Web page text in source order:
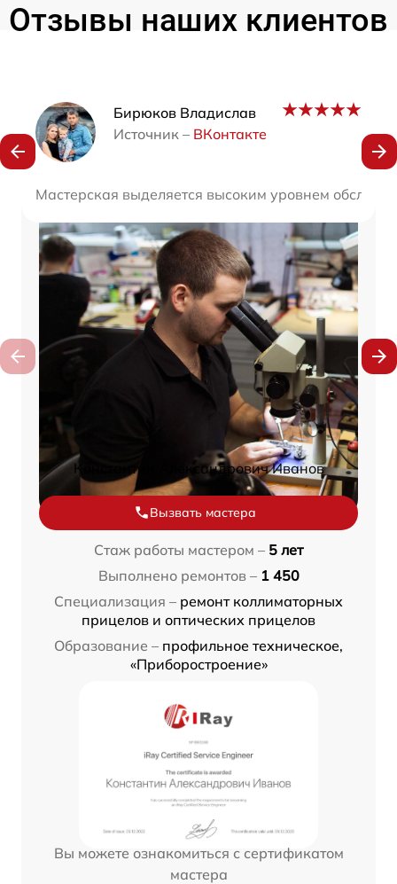
Отзывы наших клиентов
Бирюков Владислав
Источник – ВКонтакте
Мастерская выделяется высоким уровнем
Наши мастера
Константин Александрович Иванов
Вызвать мастера
Стаж работы мастером – 5 лет
Выполнено ремонтов – 1 450
Специализация – ремонт коллиматорных
прицелов и оптических прицелов
Образование – профильное техническое,
«Приборостроение»
Вы можете ознакомиться с сертификатом
мастера